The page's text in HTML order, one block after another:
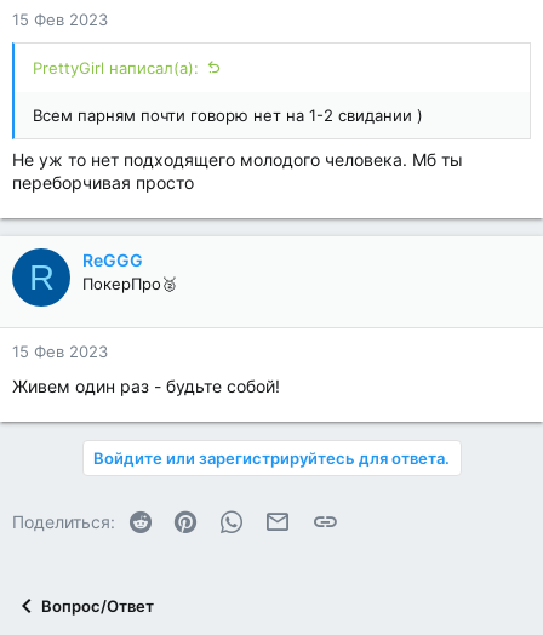
15 Фев 2023
PrettyGirl написал(а):
Всем парням почти говорю нет на 1-2 свидании )
Не уж то нет подходящего молодого человека. Мб ты
переборчивая просто
R ReGGG
ПокерПро🥈
15 Фев 2023
Живем один раз - будьте собой!
Войдите или зарегистрируйтесь для ответа.
Поделиться: Reddit PinterestWhatsAppЭлектронная почта
Ссылка
Вопрос/Ответ